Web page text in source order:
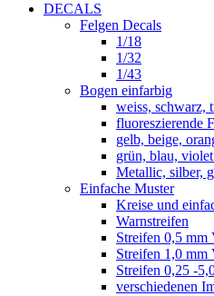
DECALS
Felgen Decals
1/18
1/32
1/43
Bogen einfarbig
weiss, schwarz,
fluoreszierende
gelb, beige,
grün, blau,
Metallic, silber,
Einfache Muster
Kreise und
Warnstreifen
Streifen 0,5 mm
Streifen 1,0 mm
Streifen 0,25 -
verschiedenen